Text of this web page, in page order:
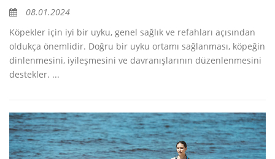
08.01.2024
Köpekler için iyi bir uyku, genel sağlık ve refahları açısından
oldukça önemlidir. Doğru bir uyku ortamı sağlanması, köpeğin
dinlenmesini, iyileşmesini ve davranışlarının düzenlenmesini
destekler. ...